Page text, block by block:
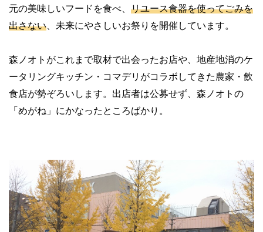
元の美味しいフードを食べ、 リユース食器を使ってごみを
出さない 、未来にやさしいお祭りを開催しています。
森ノオトがこれまで取材で出会ったお店や、地産地消のケ
ータリングキッチン・コマデリがコラボしてきた農家・飲
食店が勢ぞろいします。出店者は公募せず、森ノオトの
「めがね」にかなったところばかり。